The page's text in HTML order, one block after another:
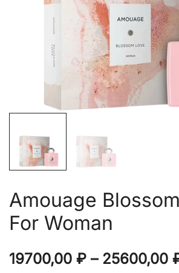
Amouage
For Woman
19700,00 ₽ – 25600,00